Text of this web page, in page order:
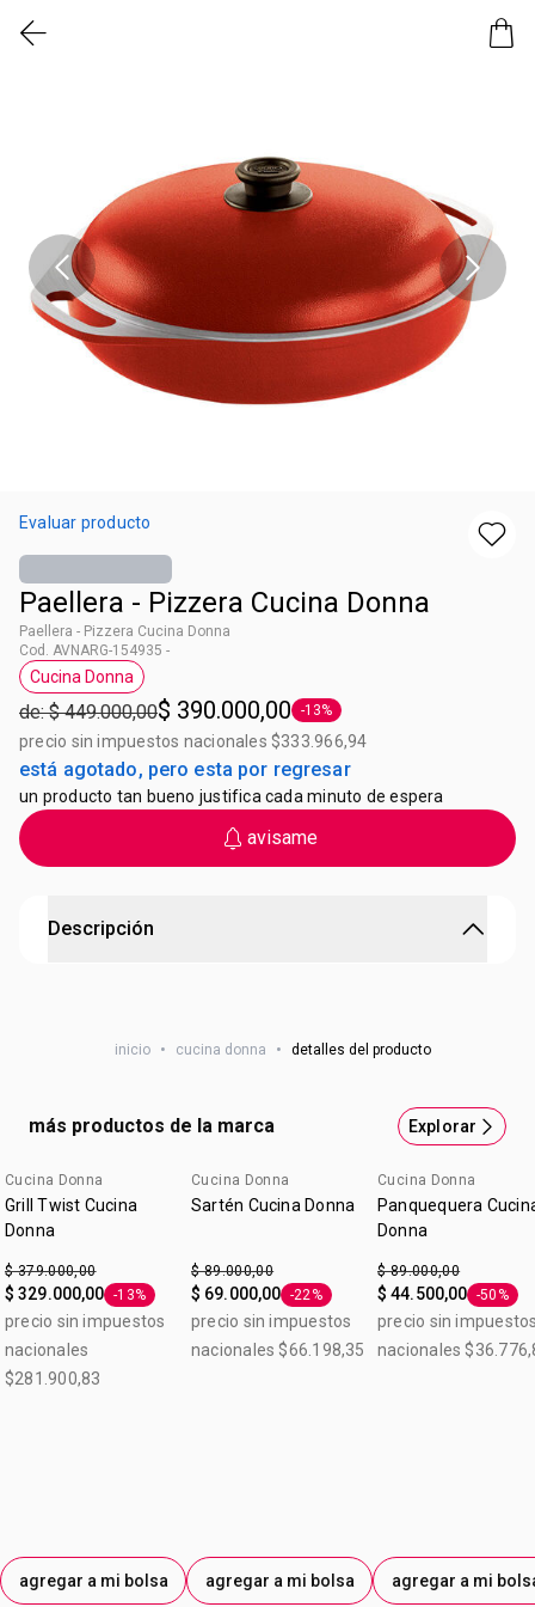
Evaluar producto
Paellera - Pizzera Cucina Donna
Paellera - Pizzera Cucina Donna
Cod. AVNARG-154935 -
Etiqueta Cucina Donna
Cucina Donna
de: $ 449.000,00$ 390.000,00 Etiqueta -13%
-13%
precio sin impuestos nacionales $333.966,94
está agotado, pero esta por regresar
un producto tan bueno justifica cada minuto de espera
avisame
Descripción
litros. Origen: Argentina. Beneficios Ahorra gas: 3 veces
prenderlo. Livana: Fácil de manipular con los alimentos
adentro, gracias al espesor de 3 mm. Cocción pareja: Su
tiempo. Antiadherente Teflon Classic: Los alimentos no se
pegan y son más fáciles de limpiar. Gran durabilidad.
inicio • cucina donna • detalles del producto
más productos de la marca Explorar
Cucina Donna
Grill Twist Cucina
Donna
$ 379.000,00
$ 329.000,00 Etiqueta -13%
-13%
precio sin impuestos
nacionales
$281.900,83
agregar a mi bolsa
Cucina Donna
Sartén Cucina Donna
$ 89.000,00
$ 69.000,00 Etiqueta -22%
-22%
precio sin impuestos
nacionales $66.198,35
agregar a mi bolsa
Cucina Donna
Panquequera
Donna
$ 89.000,00
$ 44.500,00 Etiqueta
-50%
precio sin
nacionales
agregar a mi